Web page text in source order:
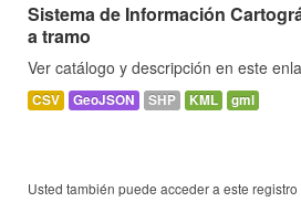
Sistema de Información
a tramo
Ver catálogo y descripción en este
CSV GeoJSON SHP KML gml
Usted también puede acceder a este